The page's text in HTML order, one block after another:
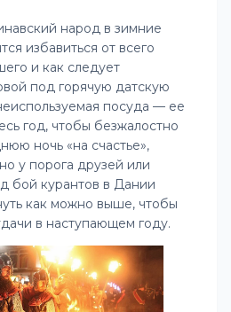
народ в зимние
избавиться от всего
и как следует
под горячую датскую
посуда — ее
год, чтобы безжалостно
ночь «на счастье»,
у порога друзей или
бой курантов в Дании
как можно выше, чтобы
в наступающем году.